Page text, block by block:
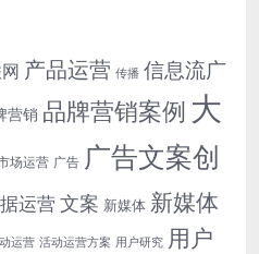
产品运营 传播 信息流广
营销 品牌营销案例 大
场运营 广告 广告文案创
运营文案 新媒体 新媒体
运营 活动运营方案 用户研究 用户